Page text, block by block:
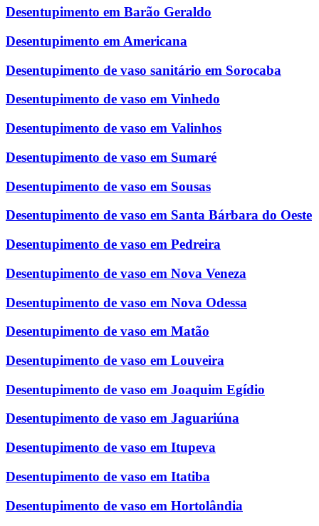
Desentupimento em Barão Geraldo
Desentupimento em Americana
Desentupimento de vaso sanitário em Sorocaba
Desentupimento de vaso em Vinhedo
Desentupimento de vaso em Valinhos
Desentupimento de vaso em Sumaré
Desentupimento de vaso em Sousas
Desentupimento de vaso em Santa Bárbara do Oeste
Desentupimento de vaso em Pedreira
Desentupimento de vaso em Nova Veneza
Desentupimento de vaso em Nova Odessa
Desentupimento de vaso em Matão
Desentupimento de vaso em Louveira
Desentupimento de vaso em Joaquim Egídio
Desentupimento de vaso em Jaguariúna
Desentupimento de vaso em Itupeva
Desentupimento de vaso em Itatiba
Desentupimento de vaso em Hortolândia